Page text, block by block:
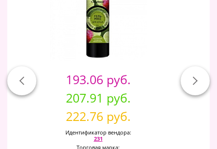
193.06 руб.
207.91 руб.
222.76 руб.
Идентификатор вендора:
231
Торговая марка: